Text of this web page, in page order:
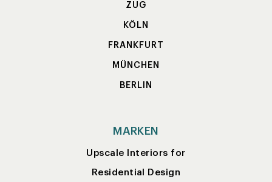
ZUG
KÖLN
FRANKFURT
MÜNCHEN
BERLIN
MARKEN
Upscale Interiors for
Residential Design